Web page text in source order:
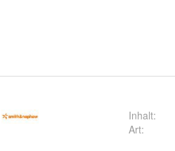
Inhalt:
Art: